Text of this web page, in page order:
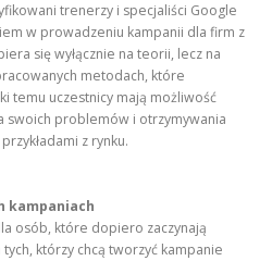
trenerzy i specjaliści Google
w prowadzeniu kampanii dla firm z
się wyłącznie na teorii, lecz na
metodach, które
temu uczestnicy mają możliwość
swoich problemów i otrzymywania
z rynku.
kampaniach
osób, które dopiero zaczynają
którzy chcą tworzyć kampanie